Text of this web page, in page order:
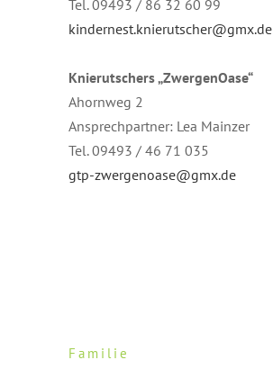
Tel. 09493 / 86 32 60 99
kindernest.knierutscher@gmx.de
Knierutschers „ZwergenOase“
Ahornweg 2
Ansprechpartner: Lea Mainzer
Tel. 09493 / 46 71 035
gtp-zwergenoase@gmx.de
Familie